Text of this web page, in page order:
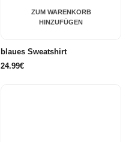
ZUM WARENKORB
HINZUFÜGEN
blaues Sweatshirt
24.99€